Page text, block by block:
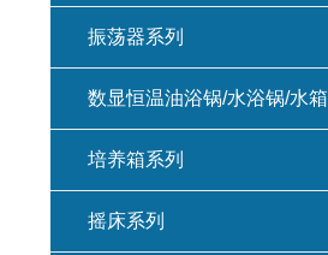
振荡器系列
数显恒温油浴锅/水浴锅/水箱
培养箱系列
摇床系列